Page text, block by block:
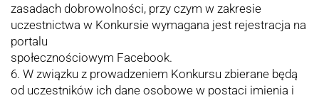
zasadach dobrowolności, przy czym w zakresie
uczestnictwa w Konkursie wymagana jest rejestracja na
portalu
społecznościowym Facebook.
6. W związku z prowadzeniem Konkursu zbierane będą
od uczestników ich dane osobowe w postaci imienia i